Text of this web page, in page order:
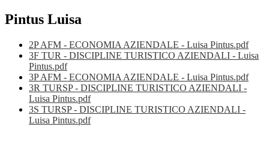
Pintus Luisa
2P AFM - ECONOMIA AZIENDALE - Luisa Pintus.pdf
3F TUR - DISCIPLINE TURISTICO AZIENDALI - Luisa
Pintus.pdf
3P AFM - ECONOMIA AZIENDALE - Luisa Pintus.pdf
3R TURSP - DISCIPLINE TURISTICO AZIENDALI -
Luisa Pintus.pdf
3S TURSP - DISCIPLINE TURISTICO AZIENDALI -
Luisa Pintus.pdf